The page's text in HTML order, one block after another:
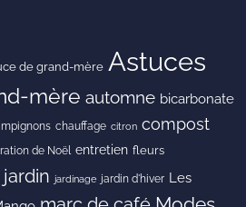
de grand-mère Astuces
mère automne bicarbonate
chauffage citron compost
de Noël entretien fleurs
jardin jardinage jardin d'hiver Les